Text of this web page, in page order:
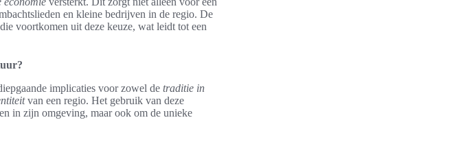
en kleine bedrijven in de regio. De
voortkomen uit deze keuze, wat leidt tot een
implicaties voor zowel de traditie in
van een regio. Het gebruik van deze
in zijn omgeving, maar ook om de unieke